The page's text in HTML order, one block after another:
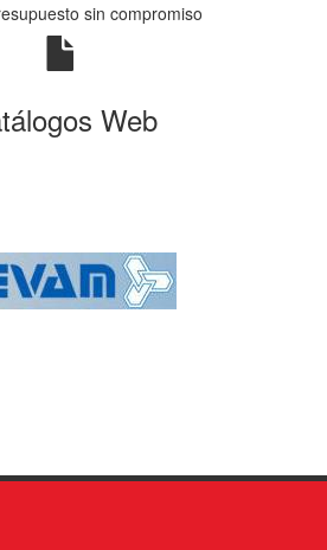
sin compromiso
Web